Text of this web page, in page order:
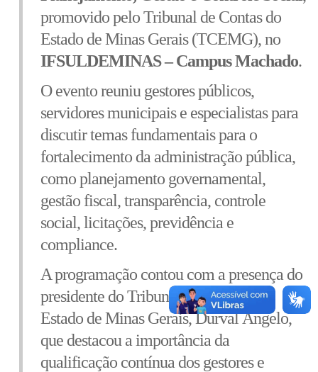
promovido pelo Tribunal de Contas do
Estado de Minas Gerais (TCEMG), no
IFSULDEMINAS – Campus Machado.
O evento reuniu gestores públicos,
servidores municipais e especialistas para
discutir temas fundamentais para o
fortalecimento da administração pública,
como planejamento governamental,
gestão fiscal, transparência, controle
social, licitações, previdência e
compliance.
A programação contou com a presença do
presidente do Tribunal de Contas do
Estado de Minas Gerais, Durval Ângelo,
que destacou a importância da
qualificação contínua dos gestores e